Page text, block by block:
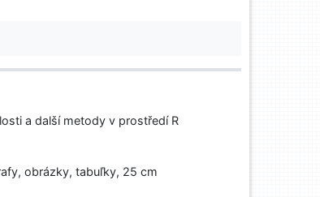
a další metody v prostředí R
obrázky, tabuľky, 25 cm